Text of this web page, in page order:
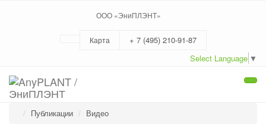
ООО «ЭниПЛЭНТ»
Карта
+ 7 (495) 210-91-87
Select Language ▼
Публикации
Видео